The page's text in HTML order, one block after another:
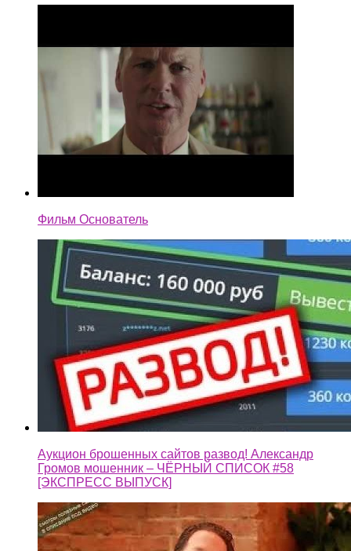
Фильм Основатель
Аукцион брошенных сайтов развод! Александр
Громов мошенник – ЧЁРНЫЙ СПИСОК #58
[ЭКСПРЕСС ВЫПУСК]